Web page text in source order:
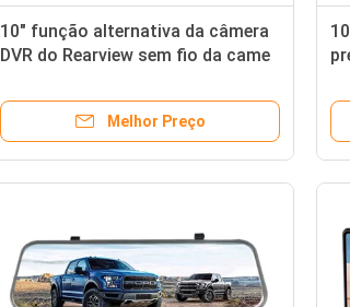
10" função alternativa da câmera
DVR do Rearview sem fio da came
Melhor Preço